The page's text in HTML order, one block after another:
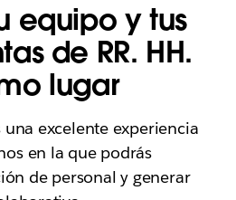
equipo y tus
de RR. HH.
lugar
una excelente experiencia
en la que podrás
de personal y generar